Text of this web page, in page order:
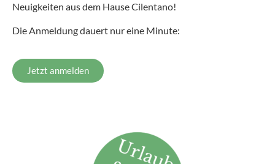
Neuigkeiten aus dem Hause Cilentano!
Die Anmeldung dauert nur eine Minute:
Jetzt anmelden